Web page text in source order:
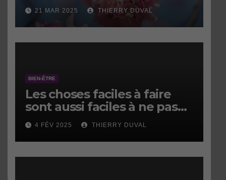
21 MAR 2025 THIERRY DUVAL
BIEN-ÊTRE
Les choses faciles à faire
sont aussi faciles à ne pas
faire.
4 FÉV 2025 THIERRY DUVAL